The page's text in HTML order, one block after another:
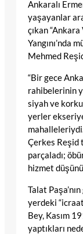
Ankaralı
yaşayanlar
çıkan
Yangını’nda
Mehmed
“Bir gece
rahibelerinin
siyah ve
yerler
Çerkes Reşid
parçaladı;
hizmet
Talat
yerdeki
Bey, Kasım
yaptıkları